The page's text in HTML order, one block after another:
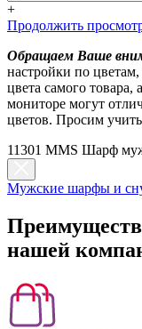
+
Продолжить
Обращаем Ваше
настройки по
цвета самого
мониторе могут
цветов. Просим
11301 MMS Шарф
Мужские шарфы и
нашей